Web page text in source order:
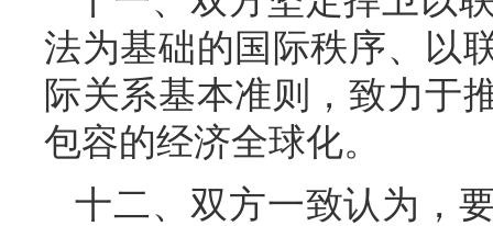
法为基础的国际秩序、以
际关系基本准则，致力于
包容的经济全球化。
十二、双方一致认为，